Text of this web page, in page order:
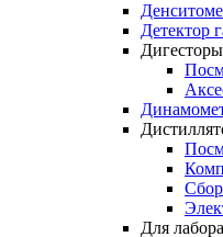
Детектор
Дигесторы
Для